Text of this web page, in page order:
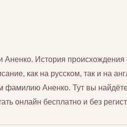
История
как на русском, так и на
фамилию Аненко. Тут вы
онлайн бесплатно и без